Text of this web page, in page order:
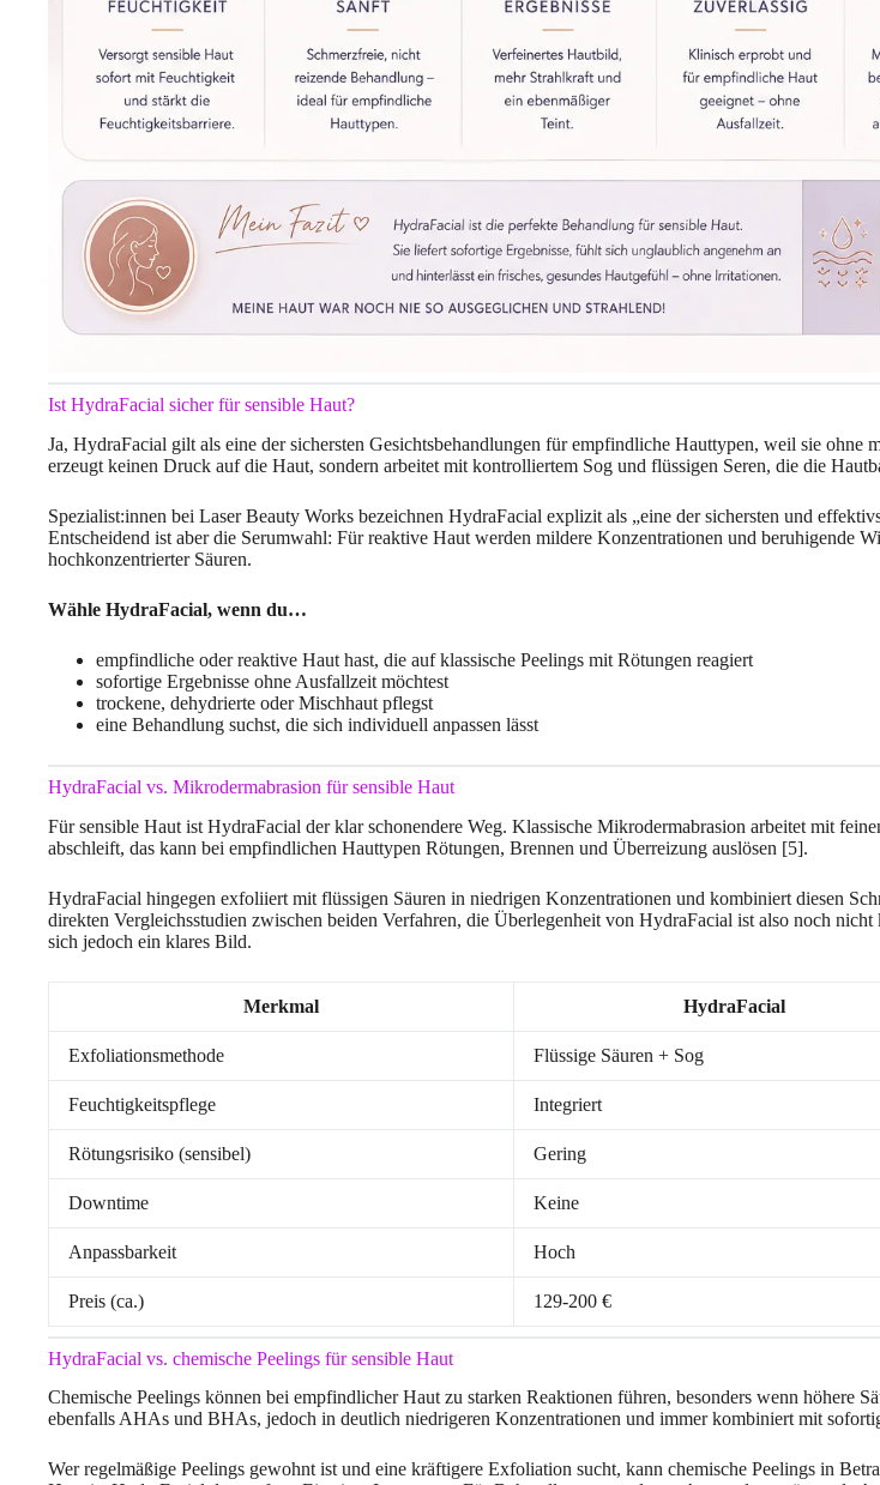
Ist HydraFacial sicher für sensible Haut?
Ja, HydraFacial gilt als eine der sichersten Gesichtsbehandlungen für empfindliche Hauttypen, weil sie ohne
erzeugt keinen Druck auf die Haut, sondern arbeitet mit kontrolliertem Sog und flüssigen Seren, die die
Spezialist:innen bei Laser Beauty Works bezeichnen HydraFacial explizit als „eine der sichersten und
Entscheidend ist aber die Serumwahl: Für reaktive Haut werden mildere Konzentrationen und beruhigende
hochkonzentrierter Säuren.
Wähle HydraFacial, wenn du…
empfindliche oder reaktive Haut hast, die auf klassische Peelings mit Rötungen reagiert
sofortige Ergebnisse ohne Ausfallzeit möchtest
trockene, dehydrierte oder Mischhaut pflegst
eine Behandlung suchst, die sich individuell anpassen lässt
HydraFacial vs. Mikrodermabrasion für sensible Haut
Für sensible Haut ist HydraFacial der klar schonendere Weg. Klassische Mikrodermabrasion arbeitet mit
abschleift, das kann bei empfindlichen Hauttypen Rötungen, Brennen und Überreizung auslösen [5].
HydraFacial hingegen exfoliiert mit flüssigen Säuren in niedrigen Konzentrationen und kombiniert diesen
direkten Vergleichsstudien zwischen beiden Verfahren, die Überlegenheit von HydraFacial ist also noch
sich jedoch ein klares Bild.
Merkmal HydraFacial
Exfoliationsmethode Flüssige Säuren + Sog
Feuchtigkeitspflege Integriert
Rötungsrisiko (sensibel) Gering
Downtime Keine
Anpassbarkeit Hoch
Preis (ca.) 129-200 €
HydraFacial vs. chemische Peelings für sensible Haut
Chemische Peelings können bei empfindlicher Haut zu starken Reaktionen führen, besonders wenn höhere
ebenfalls AHAs und BHAs, jedoch in deutlich niedrigeren Konzentrationen und immer kombiniert mit
Wer regelmäßige Peelings gewohnt ist und eine kräftigere Exfoliation sucht, kann chemische Peelings in